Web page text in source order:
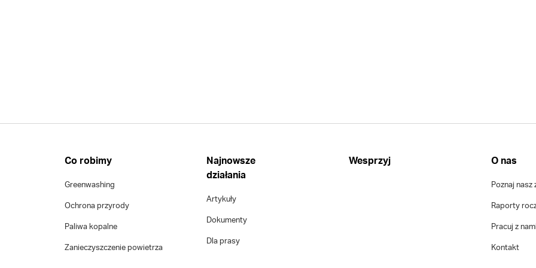
Co robimy
Greenwashing
Ochrona przyrody
Paliwa kopalne
Zanieczyszczenie powietrza
Najnowsze
działania
Artykuły
Dokumenty
Dla prasy
Wesprzyj O nas
Poznaj nasz
Raporty
Pracuj z nami
Kontakt